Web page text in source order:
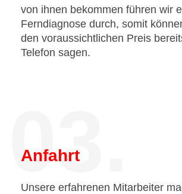
von ihnen bekommen führen wir
Ferndiagnose durch, somit
den voraussichtlichen Preis
Telefon sagen.
03.
Anfahrt
Unsere erfahrenen Mitarbeiter